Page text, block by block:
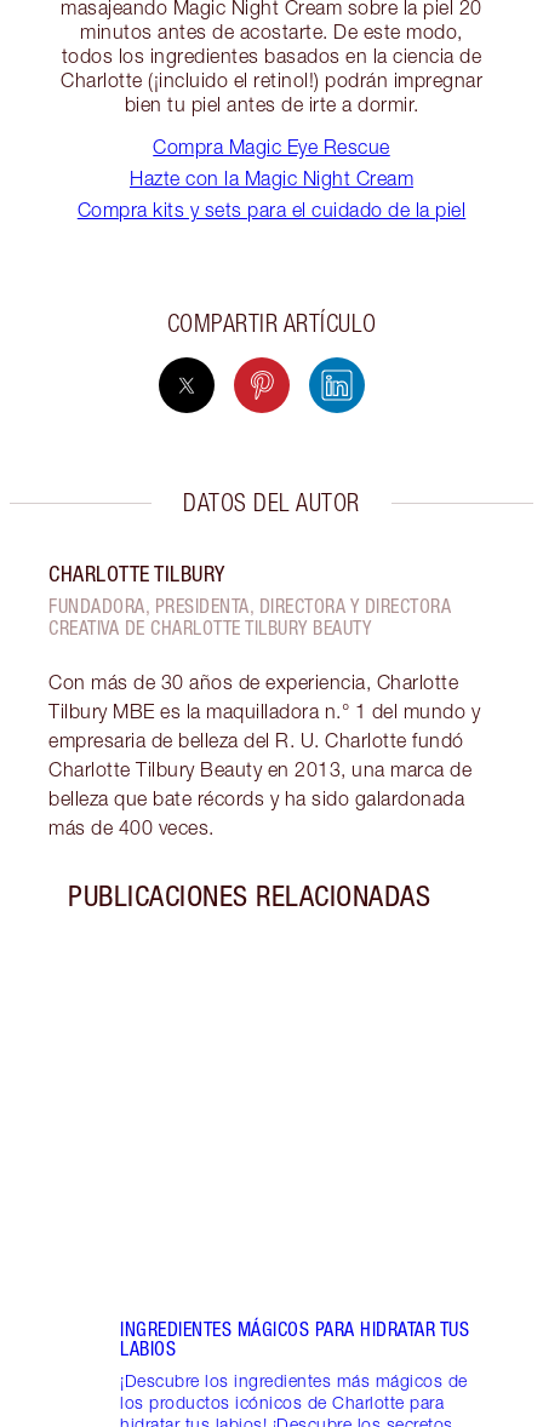
masajeando Magic Night Cream sobre la piel 20
minutos antes de acostarte. De este modo,
todos los ingredientes basados en la ciencia de
Charlotte (¡incluido el retinol!) podrán impregnar
bien tu piel antes de irte a dormir.
Compra Magic Eye Rescue
Hazte con la Magic Night Cream
Compra kits y sets para el cuidado de la piel
COMPARTIR ARTÍCULO
DATOS DEL AUTOR
CHARLOTTE TILBURY
FUNDADORA, PRESIDENTA, DIRECTORA Y DIRECTORA
CREATIVA DE CHARLOTTE TILBURY BEAUTY
Con más de 30 años de experiencia, Charlotte
Tilbury MBE es la maquilladora n.° 1 del mundo y
empresaria de belleza del R. U. Charlotte fundó
Charlotte Tilbury Beauty en 2013, una marca de
belleza que bate récords y ha sido galardonada
más de 400 veces.
PUBLICACIONES RELACIONADAS
INGREDIENTES MÁGICOS PARA HIDRATAR TUS
LABIOS
¡Descubre los ingredientes más mágicos de
los productos icónicos de Charlotte para